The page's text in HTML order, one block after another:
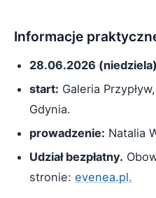
Informacje
28.06.2026
start: Galeria
Gdynia.
prowadzenie: Natalia
Udział bezpłatny.
stronie: evenea.pl.